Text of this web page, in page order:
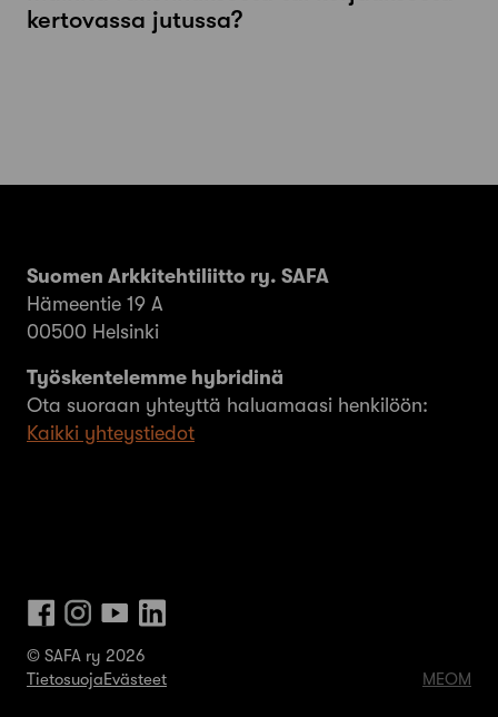
kertovassa jutussa?
Suomen Arkkitehtiliitto ry. SAFA
Hämeentie 19 A
00500 Helsinki
Työskentelemme hybridinä
Ota suoraan yhteyttä haluamaasi henkilöön:
Kaikki yhteystiedot
© SAFA ry 2026
TietosuojaEvästeet MEOM